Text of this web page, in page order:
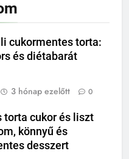
cukormentes torta:
és diétabarát
3 hónap ezelőtt 0
torta cukor és liszt
könnyű és
desszert